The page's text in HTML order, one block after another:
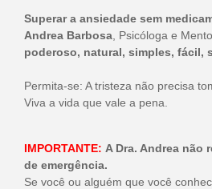
Superar a ansiedade sem
Andrea Barbosa, Psicóloga e
poderoso, natural, simples, fácil,
Permita-se: A tristeza não precisa
Viva a vida que vale a pena.
IMPORTANTE: A Dra. Andrea não
de emergência.
Se você ou alguém que você